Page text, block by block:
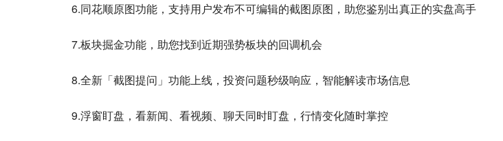
6.同花顺原图功能，支持用户发布不可编辑的截图原图，助您鉴别出真正的实盘高手
7.板块掘金功能，助您找到近期强势板块的回调机会
8.全新「截图提问」功能上线，投资问题秒级响应，智能解读市场信息
9.浮窗盯盘，看新闻、看视频、聊天同时盯盘，行情变化随时掌控